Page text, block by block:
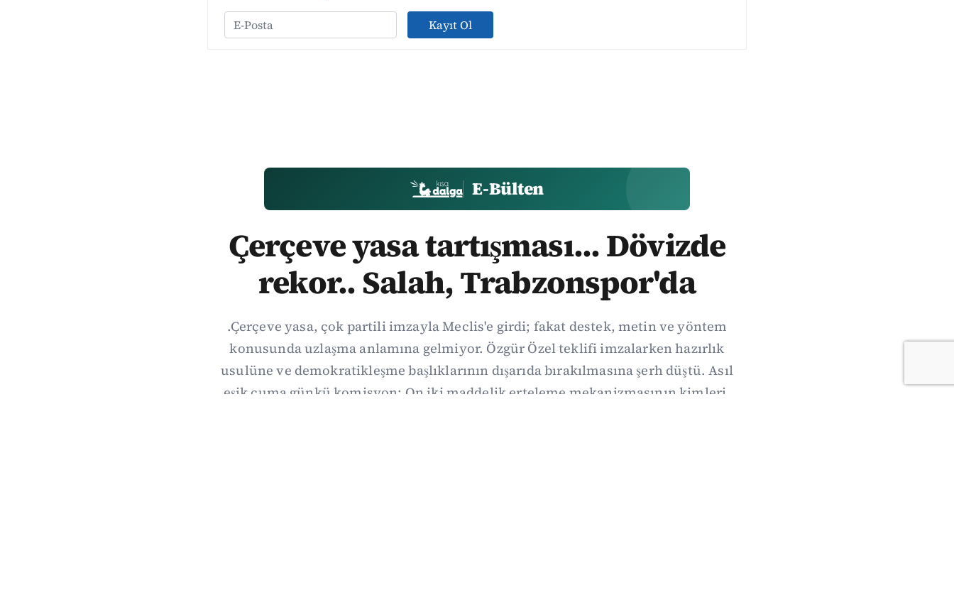
Kayıt Ol
E-Bülten
Çerçeve yasa tartışması... Dövizde
rekor.. Salah, Trabzonspor'da
.Çerçeve yasa, çok partili imzayla Meclis'e girdi; fakat destek, metin ve yöntem
konusunda uzlaşma anlamına gelmiyor. Özgür Özel teklifi imzalarken hazırlık
usulüne ve demokratikleşme başlıklarının dışarıda bırakılmasına şerh düştü. Asıl
eşik cuma günkü komisyon: On iki maddelik erteleme mekanizmasının kimleri,